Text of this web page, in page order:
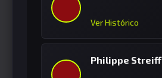
Ver Histórico
Philippe Streiff